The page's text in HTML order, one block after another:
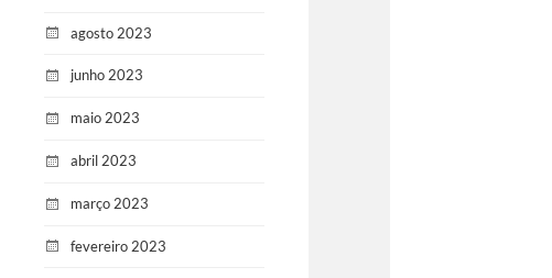
agosto 2023
junho 2023
maio 2023
abril 2023
março 2023
fevereiro 2023